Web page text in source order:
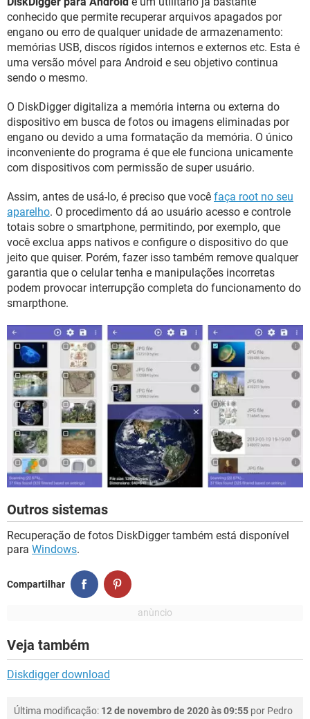
GUIA DE COMPRAS
conhecido que permite recuperar arquivos apagados por
engano ou erro de qualquer unidade de armazenamento:
memórias USB, discos rígidos internos e externos etc. Esta é
uma versão móvel para Android e seu objetivo continua
sendo o mesmo.
O DiskDigger digitaliza a memória interna ou externa do
dispositivo em busca de fotos ou imagens eliminadas por
engano ou devido a uma formatação da memória. O único
inconveniente do programa é que ele funciona unicamente
com dispositivos com permissão de super usuário.
Assim, antes de usá-lo, é preciso que você faça root no seu
aparelho. O procedimento dá ao usuário acesso e controle
totais sobre o smartphone, permitindo, por exemplo, que
você exclua apps nativos e configure o dispositivo do que
jeito que quiser. Porém, fazer isso também remove qualquer
garantia que o celular tenha e manipulações incorretas
podem provocar interrupção completa do funcionamento do
smarpthone.
Outros sistemas
Recuperação de fotos DiskDigger também está disponível
para Windows.
Compartilhar
Veja também
Diskdigger download
Última modificação: 12 de novembro de 2020 às 09:55 por Pedro